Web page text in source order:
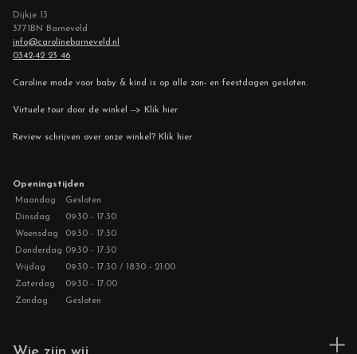
Dijkje 13
3771BN Barneveld
info@carolinebarneveld.nl
0342-42 23 46
Caroline mode voor baby & kind is op alle zon- en feestdagen gesloten.
Virtuele tour door de winkel --> Klik hier
Review schrijven over onze winkel? Klik hier
Openingstijden
Maandag
Gesloten
Dinsdag
09:30 - 17:30
Woensdag
09:30 - 17:30
Donderdag 09:30 - 17:30
Vrijdag
09:30 - 17:30 / 18:30 - 21:00
Zaterdag
09:30 - 17:00
Zondag
Gesloten